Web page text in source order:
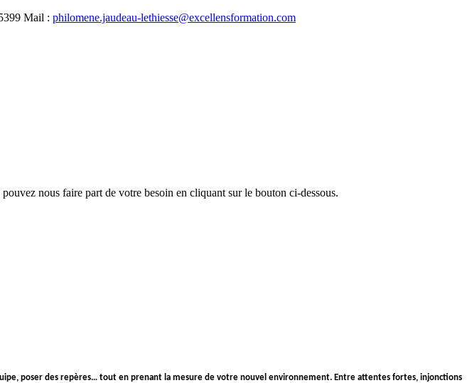
Mail : philomene.jaudeau-lethiesse@excellensformation.com
nous faire part de votre besoin en cliquant sur le bouton ci-dessous.
poser des repères… tout en prenant la mesure de votre nouvel environnement. Entre attentes fortes, injonctions